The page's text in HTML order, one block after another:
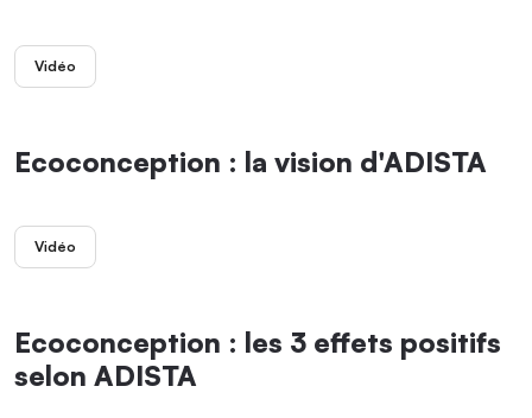
Vidéo
Ecoconception : la vision d'ADISTA
Vidéo
Ecoconception : les 3 effets positifs
selon ADISTA